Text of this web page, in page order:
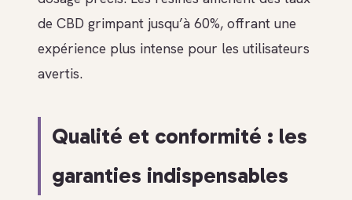
de CBD grimpant jusqu’à 60%, offrant une
expérience plus intense pour les utilisateurs
avertis.
Qualité et conformité : les
garanties indispensables